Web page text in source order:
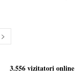
3.556 vizitatori online